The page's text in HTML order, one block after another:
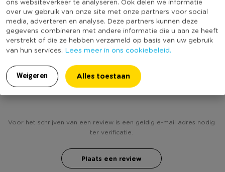
over uw gebruik van onze site met onze partners voor social
media, adverteren en analyse. Deze partners kunnen deze
gegevens combineren met andere informatie die u aan ze heeft
verstrekt of die ze hebben verzameld op basis van uw gebruik
van hun services. Lees meer in ons cookiebeleid.
Weigeren Alles toestaan
Inclusief passe partout
Nee
Duurzaamheidsscore
(Nog) geen score
bekend
Heb jij Fotolijst cube - 13x18 cm - naturel? Schrijf
Voor het schrijven van een review is een geldig e-mail adres nodig
ter verificatie.
Plaats een review